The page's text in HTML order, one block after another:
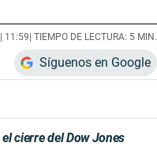
11:59 | TIEMPO DE LECTURA: 5 MIN.
Síguenos en Google
cierre del Dow Jones